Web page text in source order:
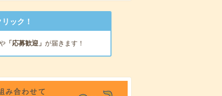
ック！
「応募歓迎」 が届きます！
み合わせて